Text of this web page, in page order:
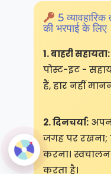
5
की भरपाई के लिए
1. बाहरी सहायता:
पोस्ट-इट -
हैं, हार नहीं
2. दिनचर्या:
जगह पर रखना;
करना। स्वचालन
करता है।